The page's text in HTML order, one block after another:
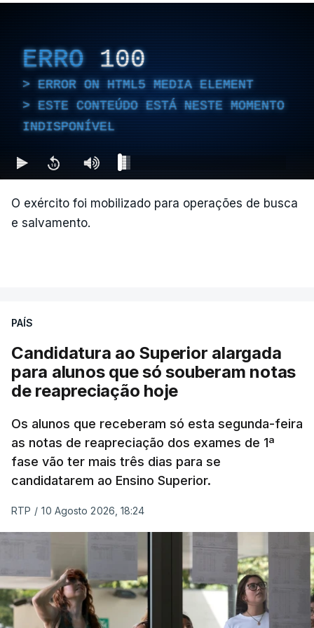
Câmara Mauricio Salazar.
"A situação é crítica",disse Mauricio Salazar em
entrevista à Rádio Caracol.
feridos e 61 prédios desabaram.
Na cidade de Cali, pelo menos 20 prédios
desabaram, com várias pessoas presas nos
escombros, disse o autarca Alejandro Eder à
agência Reuters.
"Por enquanto, temos pelo menos 20 estruturas
Alejandro Eder à rádio X, acrescentando que pediu
ajuda aos autarcas de Bogotá e de Medellín, a
segunda maior cidade do país, para o envio de
equipas de resgate.
Em Bogotá, vários edifícios residenciais estão a ser
ERRO 100
ERROR ON HTML5 MEDIA ELEMENT
ESTE CONTEÚDO ESTÁ NESTE MOMENTO
INDISPONÍVEL
O exército foi mobilizado para operações de busca
e salvamento.
PAÍS
Candidatura ao Superior alargada
para alunos que só souberam notas
de reapreciação hoje
Os alunos que receberam só esta segunda-feira
as notas de reapreciação dos exames de 1ª
fase vão ter mais três dias para se
candidatarem ao Ensino Superior.
RTP / 10 Agosto 2026, 18:24